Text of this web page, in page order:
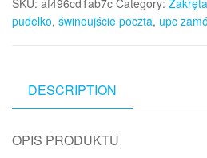
SKU: af496cd1ab7c Category:
pudelko, świnoujście poczta, upc
DESCRIPTION
OPIS PRODUKTU